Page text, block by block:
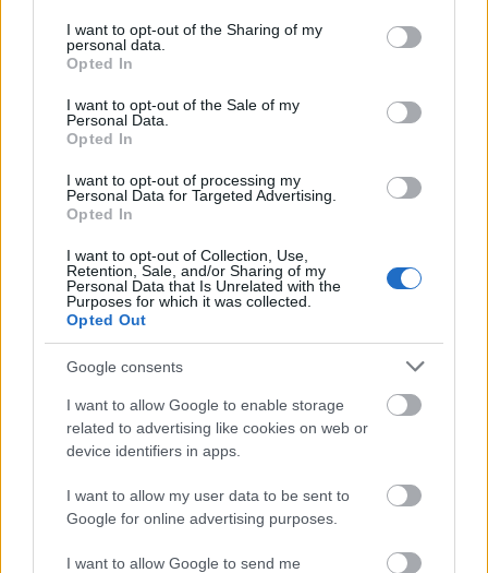
not limited to your visit or usage behaviour. You may click to
grant or deny consent to Google and its third-party tags to
use your data for below specified purposes in below Google
consent section.
I want to opt-out of the Sharing of my
personal data.
Opted In
I want to opt-out of the Sale of my
Personal Data.
Opted In
I want to opt-out of processing my
Personal Data for Targeted Advertising.
Opted In
I want to opt-out of Collection, Use,
Retention, Sale, and/or Sharing of my
Personal Data that Is Unrelated with the
Purposes for which it was collected.
Opted Out
Google consents
I want to allow Google to enable storage
related to advertising like cookies on web or
device identifiers in apps.
I want to allow my user data to be sent to
Google for online advertising purposes.
I want to allow Google to send me
Feliratkozom a hírlevélre és elfogadom az
adatvédelmi
szabályzatot!
FELIRATKOZÁS
LEGFRISSEBB
Országos hírek
Megérkezett az eső a Duna vízgyűjtőjére
Paks II.: Mit jelent az 5. blokk új
mérföldköve a felülvizsgálat
árnyékában?
Helyi hírek
másodfokúra csökken a riasztás